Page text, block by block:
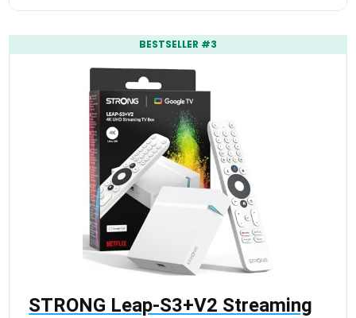
BESTSELLER #3
STRONG Leap-S3+V2 Streaming